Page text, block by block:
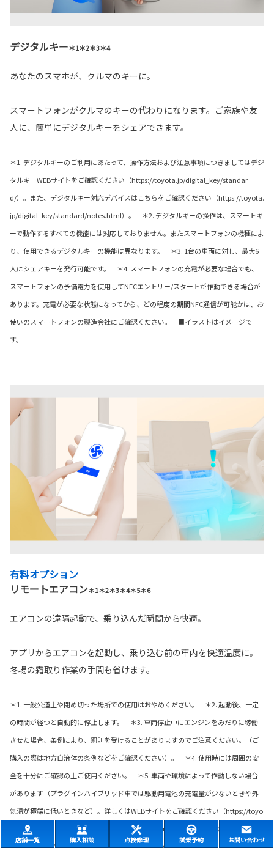
デジタルキー＊1＊2＊3＊4
あなたのスマホが、クルマのキーに。
スマートフォンがクルマのキーの代わりになります。ご家族や友
人に、簡単にデジタルキーをシェアできます。
＊1. デジタルキーのご利用にあたって、操作方法および注意事項につきましてはデジ
タルキーWEBサイトをご確認ください（https://toyota.jp/digital_key/standar
d/）。また、デジタルキー対応デバイスはこちらをご確認ください（https://toyota.
jp/digital_key/standard/notes.html）。 ＊2. デジタルキーの操作は、スマートキ
ーで動作するすべての機能には対応しておりません。またスマートフォンの機種によ
り、使用できるデジタルキーの機能は異なります。 ＊3. 1台の車両に対し、最大6
人にシェアキーを発行可能です。 ＊4. スマートフォンの充電が必要な場合でも、
スマートフォンの予備電力を使用してNFCエントリー/スタートが作動できる場合が
あります。充電が必要な状態になってから、どの程度の期間NFC通信が可能かは、お
使いのスマートフォンの製造会社にご確認ください。 ■イラストはイメージで
す。
有料オプション
リモートエアコン＊1＊2＊3＊4＊5＊6
エアコンの遠隔起動で、乗り込んだ瞬間から快適。
アプリからエアコンを起動し、乗り込む前の車内を快適温度に。
冬場の霜取り作業の手間も省けます。
＊1. 一般公道上や閉め切った場所での使用はおやめください。 ＊2. 起動後、一定
の時間が経つと自動的に停止します。 ＊3. 車両停止中にエンジンをみだりに稼働
させた場合、条例により、罰則を受けることがありますのでご注意ください。（ご
購入の際は地方自治体の条例などをご確認ください）。 ＊4. 使用時には周囲の安
全を十分にご確認の上ご使用ください。 ＊5. 車両や環境によって作動しない場合
があります（プラグインハイブリッド車では駆動用電池の充電量が少ないときや外
気温が極端に低いときなど）。詳しくはWEBサイトをご確認ください（https://toyo
ta.jp/tconnectservice/service/remote_aircon.html）。 ＊6. ご利用には「TOYOTA
店舗一覧 購入相談 点検修理 試乗予約 お問い合わせ